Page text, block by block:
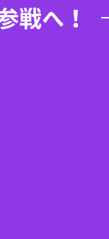
戦へ！